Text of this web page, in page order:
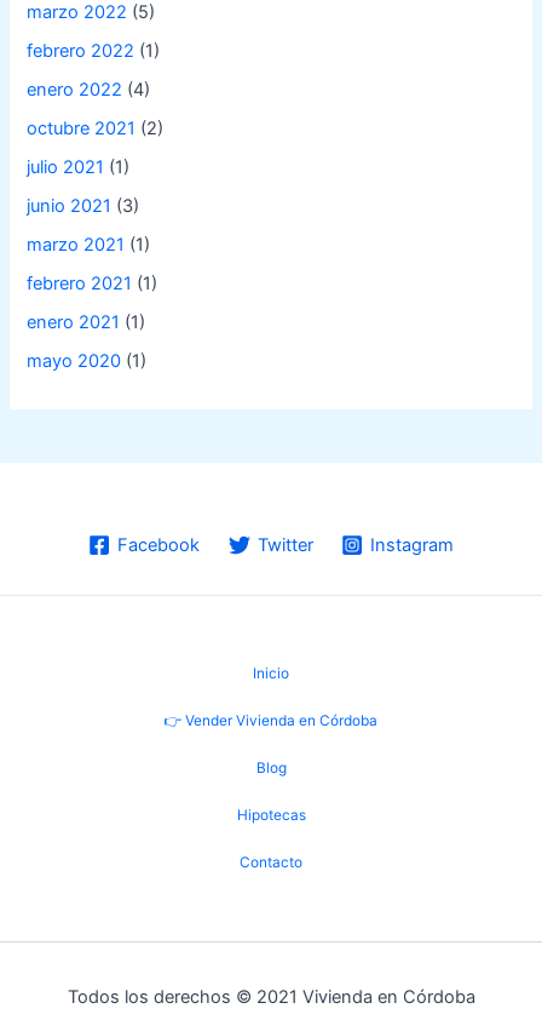
marzo 2022 (5)
febrero 2022 (1)
enero 2022 (4)
octubre 2021 (2)
julio 2021 (1)
junio 2021 (3)
marzo 2021 (1)
febrero 2021 (1)
enero 2021 (1)
mayo 2020 (1)
Facebook Twitter Instagram
Inicio
👉 Vender Vivienda en Córdoba
Blog
Hipotecas
Contacto
Todos los derechos © 2021 Vivienda en Córdoba